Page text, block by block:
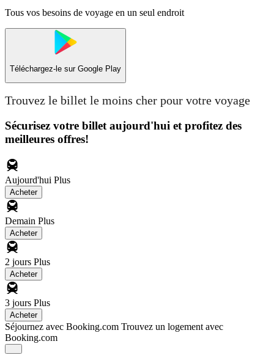
Tous vos besoins de voyage en un seul endroit
Téléchargez-le sur Google Play
Trouvez le billet le moins cher pour votre voyage
Sécurisez votre billet aujourd'hui et profitez des
meilleures offres!
Aujourd'hui Plus
Acheter
Demain Plus
Acheter
2 jours Plus
Acheter
3 jours Plus
Acheter
Séjournez avec Booking.com Trouvez un logement avec
Booking.com